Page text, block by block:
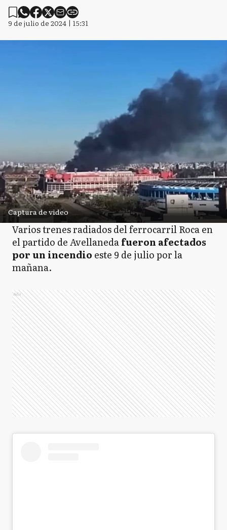
9 de julio de 2024 | 15:31
Captura de video
Varios trenes radiados del ferrocarril Roca en
el partido de Avellanedafueron afectados
por un incendio este 9 de julio por la
mañana.
Ads